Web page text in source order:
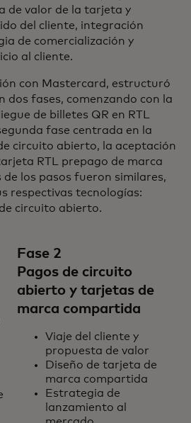
de valor de la tarjeta y
del cliente, integración
de comercialización y
al cliente.
con Mastercard, estructuró
dos fases, comenzando con la
de billetes QR en RTL
fase centrada en la
circuito abierto, la aceptación
RTL prepago de marca
los pasos fueron similares,
respectivas tecnologías:
circuito abierto.
Fase 2
Pagos de circuito
abierto y tarjetas de
marca compartida
Viaje del cliente y
propuesta de valor
Diseño de tarjeta de
marca compartida
Estrategia de
lanzamiento al